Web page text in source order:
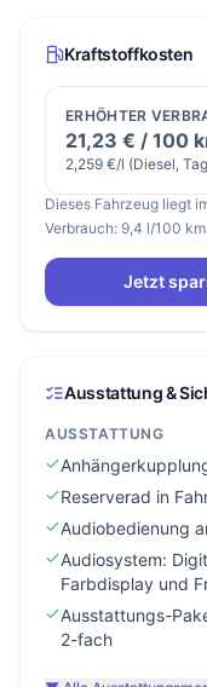
Kraftstoffkosten
ERHÖHTER
21,23 € / 100
2,259 €/l (Diesel,
Dieses Fahrzeug liegt
Verbrauch: 9,4 l/100
Jetzt
Ausstattung &
AUSSTATTUNG
Reserverad in
Audiobedienung
Audiosystem:
Farbdisplay und
Ausstattungs-
2-fach